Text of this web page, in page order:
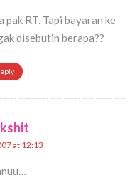
RT. Tapi bayaran ke
disebutin berapa??
at 12:13